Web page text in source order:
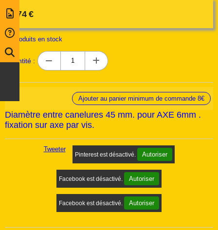
2,74 €
18produits en stock
Quantité :
Ajouter au panier minimum de commande 8€
Diamètre entre canelures 45 mm. pour AXE 6mm .
fixation sur axe par vis.
Tweeter
Pinterest est désactivé. Autoriser
Facebook est désactivé. Autoriser
Facebook est désactivé. Autoriser